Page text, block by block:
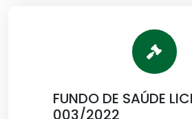
FUNDO DE SAÚDE
003/2022